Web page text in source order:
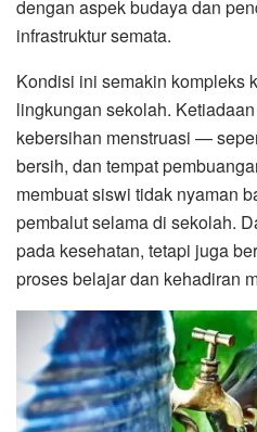
dengan aspek budaya dan
infrastruktur semata.
Kondisi ini semakin kompleks
lingkungan sekolah.
kebersihan menstruasi —
bersih, dan tempat
membuat siswi tidak nyaman
pembalut selama di sekolah.
pada kesehatan, tetapi juga
proses belajar dan kehadiran